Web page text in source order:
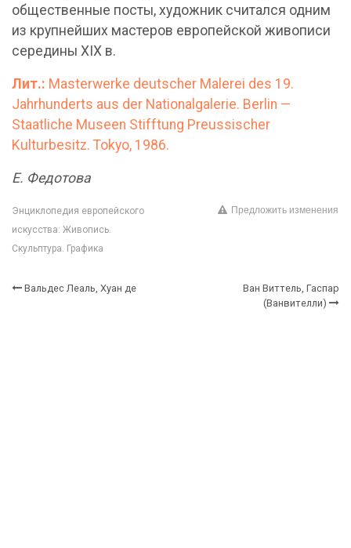
общественные посты, художник считался одним
из крупнейших мастеров европейской живописи
середины XIX в.
Лит.: Masterwerke deutscher Malerei des 19.
Jahrhunderts aus der Nationalgalerie. Berlin —
Staatliche Museen Stifftung Preussischer
Kulturbesitz. Tokyo, 1986.
Е. Федотова
Энциклопедия европейского
искусства: Живопись.
Скульптура. Графика
Предложить изменения
Вальдес Леаль, Хуан де
Ван Виттель, Гаспар
(Ванвителли)